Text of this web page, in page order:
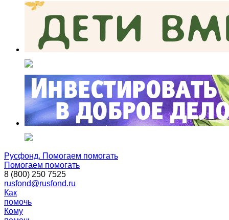
Русфонд. Помогаем помогать
Помогаем помогать
8 (800) 250 7525
rusfond@rusfond.ru
Как
помочь
Кому